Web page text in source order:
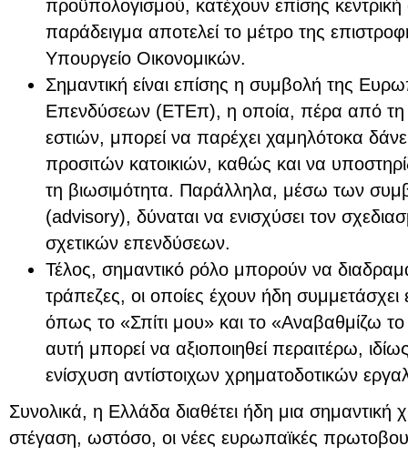
προϋπολογισμού, κατέχουν επίσης
παράδειγμα αποτελεί το μέτρο της
Υπουργείο Οικονομικών.
Σημαντική είναι επίσης η συμβολή της
Επενδύσεων (ΕΤΕπ), η οποία, πέρα από τη
εστιών, μπορεί να παρέχει χαμηλότοκα
προσιτών κατοικιών, καθώς και να
τη βιωσιμότητα. Παράλληλα, μέσω των
(advisory), δύναται να ενισχύσει τον
σχετικών επενδύσεων.
Τέλος, σημαντικό ρόλο μπορούν να
τράπεζες, οι οποίες έχουν ήδη
όπως το «Σπίτι μου» και το «Αναβαθμίζω το
αυτή μπορεί να αξιοποιηθεί περαιτέρω,
ενίσχυση αντίστοιχων χρηματοδοτικών
Συνολικά, η Ελλάδα διαθέτει ήδη μια σημαντική
στέγαση, ωστόσο, οι νέες ευρωπαϊκές